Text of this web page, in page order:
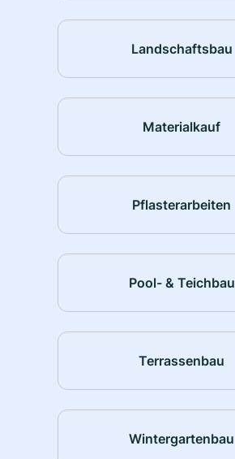
Landschaftsbau
Materialkauf
Pflasterarbeiten
Pool- & Teichbau
Terrassenbau
Wintergartenbau